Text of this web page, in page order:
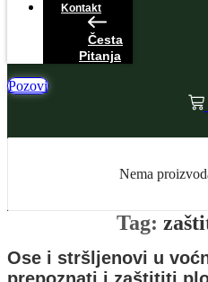
Kontakt
Česta
Pitanja
Pozovi
Nema
Tag:
Ose i stršljenovi u
prepoznati i zaštititi